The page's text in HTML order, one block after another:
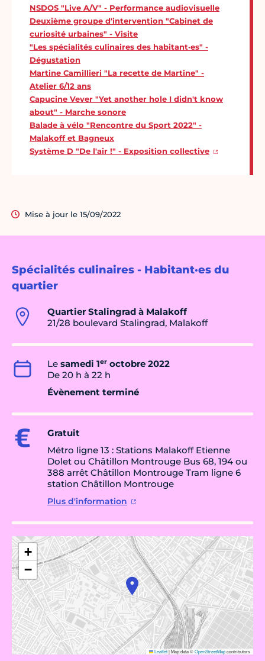
Spécialités culinaires - Habitant·es du
quartier
Quartier Stalingrad à Malakoff
21/28 boulevard Stalingrad, Malakoff
Le samedi 1er octobre 2022
De 20 h à 22 h
Évènement terminé
Gratuit
Métro ligne 13 : Stations Malakoff Etienne
Dolet ou Châtillon Montrouge Bus 68, 194 ou
388 arrêt Châtillon Montrouge Tram ligne 6
station Châtillon Montrouge
Plus d'information
+
−
Leaflet|Map data ©OpenStreetMapcontributors
NSDOS "Live A/V" - Performance audiovisuelle
Deuxième groupe d'intervention "Cabinet de
curiosité urbaines" - Visite
"Les spécialités culinaires des habitant·es" -
Dégustation
Martine Camillieri "La recette de Martine" -
Atelier 6/12 ans
Capucine Vever "Yet another hole I didn't know
about" - Marche sonore
Balade à vélo "Rencontre du Sport 2022" -
Malakoff et Bagneux
Système D "De l'air !" - Exposition collective
Mise à jour le 15/09/2022